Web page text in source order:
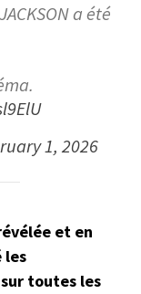
a été
1, 2026
et en
les
toutes les